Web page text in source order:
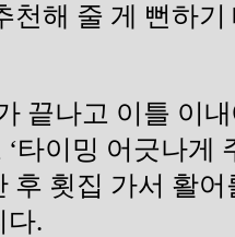
천해 줄 게 뻔하
끝나고 이틀 이
타이밍 어긋나게
후 횟집 가서 활
다.